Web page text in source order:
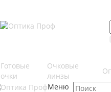
Готовые
очки
Очковые
линзы
Меню